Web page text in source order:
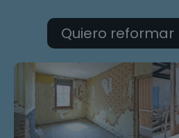
Quiero reformar